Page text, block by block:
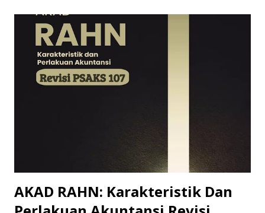
pemahaman tentang Metode Numerik kepada masyarakat
luas, khususnya bagi para pembaca yang memiliki
ketertarikan terhadap dunia sains, teknologi, dan
pemecahan masalah secara kuantitatif. Buku ini lahir dari
contoh soal terperinci, serta latihan mandiri yang dapat
digunakan untuk mengasah pemahaman. Beberapa
penerapan praktis Metode Numerik dala...
AKAD RAHN: Karakteristik Dan